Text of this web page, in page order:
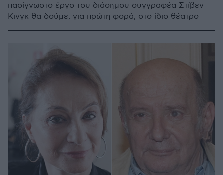
πασίγνωστο έργο του διάσημου συγγραφέα Στίβεν
Κινγκ θα δούμε, για πρώτη φορά, στο ίδιο θέατρο